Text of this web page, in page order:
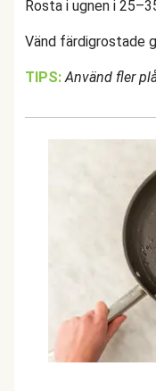
Rosta i ugnen i
Vänd färdigrostade
TIPS: Använd fler